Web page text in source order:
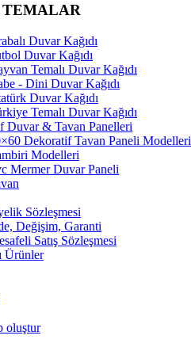
TEMALAR
Duvar Kağıdı
Duvar Kağıdı
Temalı Duvar Kağıdı
- Dini Duvar Kağıdı
Duvar Kağıdı
Temalı Duvar Kağıdı
Duvar & Tavan Panelleri
Dekoratif Tavan Paneli Modelleri
Modelleri
Mermer Duvar Paneli
Sözleşmesi
Değişim, Garanti
Satış Sözleşmesi
Ürünler
oluştur